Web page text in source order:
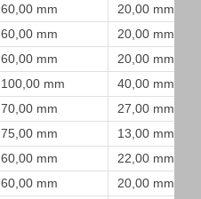
60,00 mm
20,00 mm
60,00 mm
20,00 mm
60,00 mm
20,00 mm
100,00 mm
40,00 mm
70,00 mm
27,00 mm
75,00 mm
13,00 mm
60,00 mm
22,00 mm
60,00 mm
20,00 mm